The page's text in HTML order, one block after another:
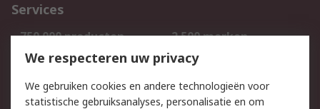
Services
750.000 producten
2.500 merken
Bestellen
Inkoopoplossingen
Track & Trace
We respecteren uw privacy
We gebruiken cookies en andere technologieën voor
statistische gebruiksanalyses, personalisatie en om